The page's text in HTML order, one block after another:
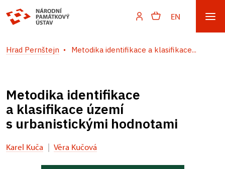
EN
Hrad Pernštejn Metodika identifikace a klasifikace...
Metodika identifikace
a klasifikace území
s urbanistickými hodnotami
Karel Kuča | Věra Kučová